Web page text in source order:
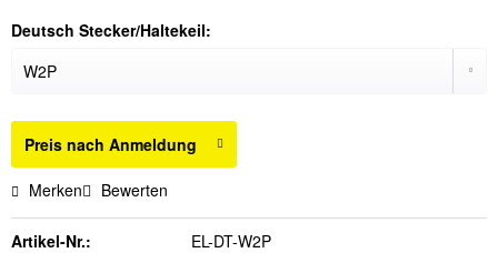
Deutsch Stecker/Haltekeil:
Preis nach Anmeldung
Merken Bewerten
Artikel-Nr.: EL-DT-W2P